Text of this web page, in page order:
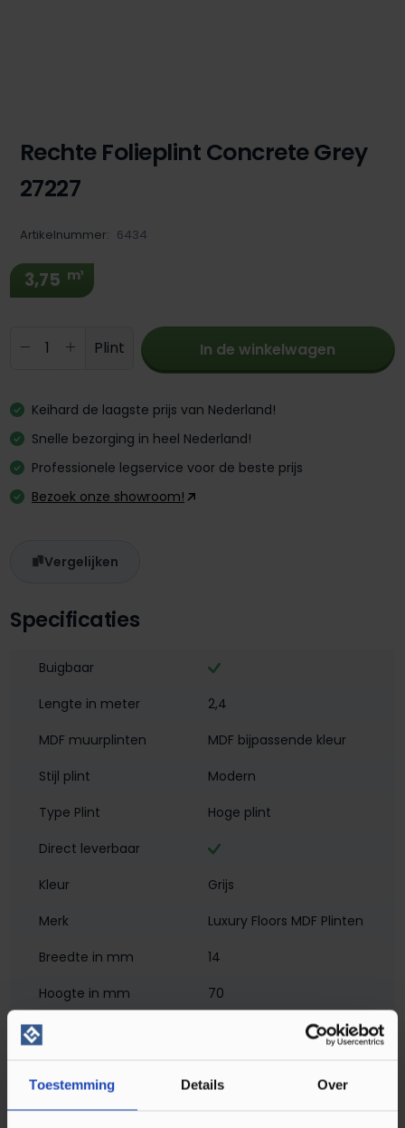
Toestemming Details Over
Specificaties
Buigbaar
Lengte in meter
2,4
MDF muurplinten
MDF bijpassende kleur
Stijl plint
Modern
Type Plint
Hoge plint
Direct leverbaar
Kleur
Grijs
Merk
Luxury Floors MDF Plinten
Breedte in mm
14
Hoogte in mm
70
Materiaal
Rechte Folieplint Concrete Grey
27227
Artikelnummer: 6434
3,75 m¹
Producthoeveelheid: Voer de
Plint In de winkelwagen
Keihard de laagste prijs van Nederland!
Snelle bezorging in heel Nederland!
Professionele legservice voor de beste prijs
Bezoek onze showroom!
Vergelijken